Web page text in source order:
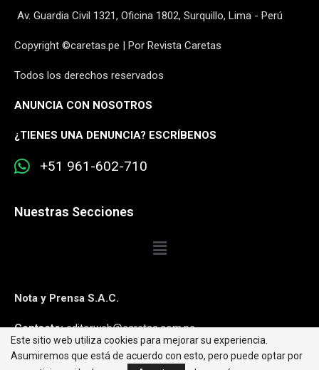
Av. Guardia Civil 1321, Oficina 1802, Surquillo, Lima - Perú
Copyright ©caretas.pe | Por Revista Caretas
Todos los derechos reservados
ANUNCIA CON NOSOTROS
¿TIENES UNA DENUNCIA? ESCRÍBENOS
+51 961-602-710
Nuestras Secciones
Nota y Prensa S.A.C.
Contacto:editorweb@caretas.com.pe
Síguenos:
Este sitio web utiliza cookies para mejorar su experiencia.
Asumiremos que está de acuerdo con esto, pero puede optar por